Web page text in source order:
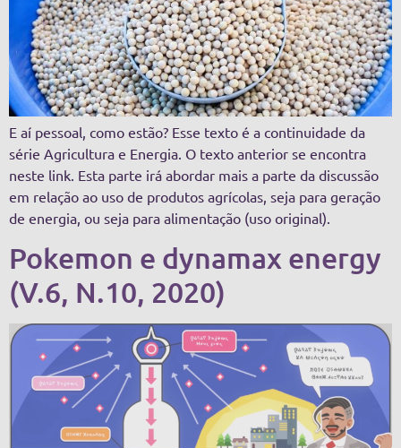
E aí pessoal, como estão? Esse texto é a continuidade da
série Agricultura e Energia. O texto anterior se encontra
neste link. Esta parte irá abordar mais a parte da discussão
em relação ao uso de produtos agrícolas, seja para geração
de energia, ou seja para alimentação (uso original).
Pokemon e dynamax energy
(V.6, N.10, 2020)